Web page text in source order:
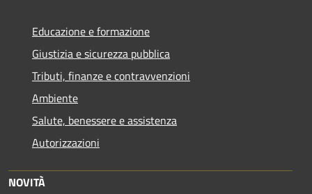
Educazione e formazione
Giustizia e sicurezza pubblica
Tributi, finanze e contravvenzioni
Ambiente
Salute, benessere e assistenza
Autorizzazioni
NOVITÀ